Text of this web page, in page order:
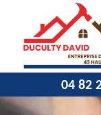
04 82